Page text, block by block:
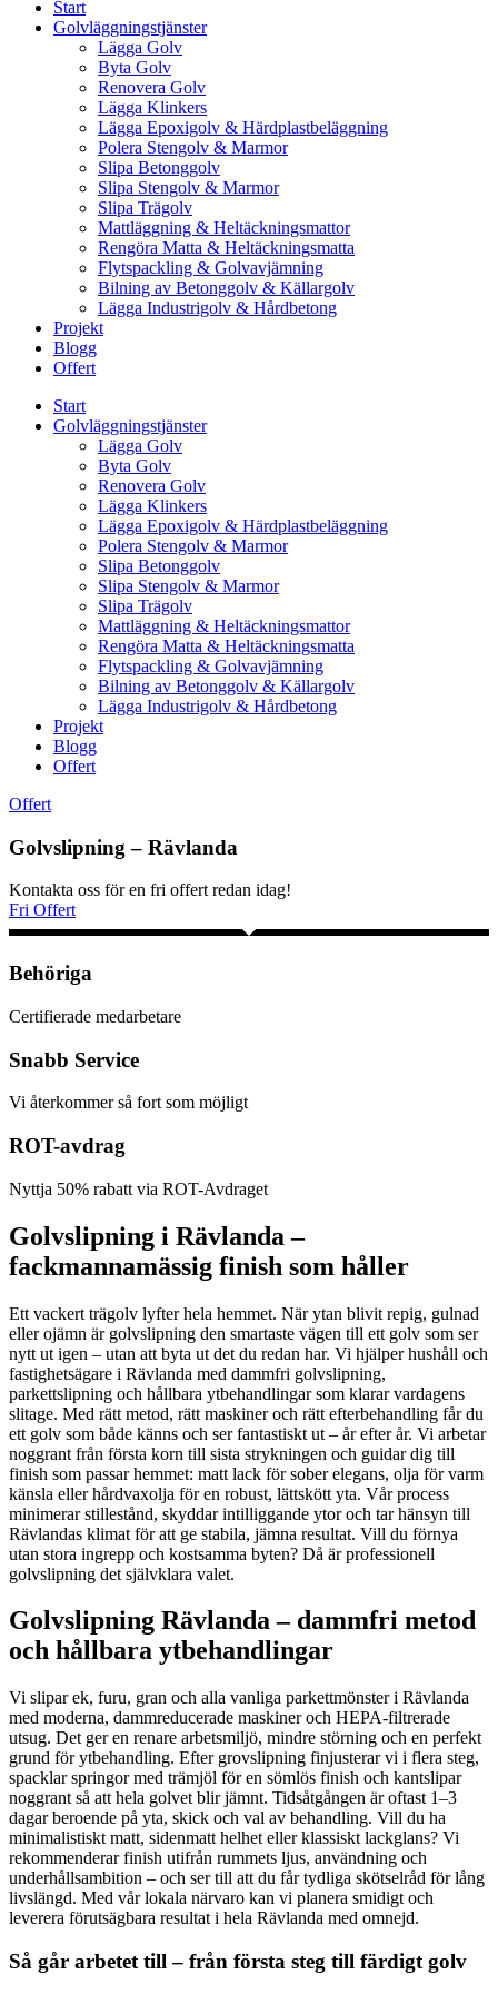
Start
Golvläggningstjänster
Lägga Golv
Byta Golv
Renovera Golv
Lägga Klinkers
Lägga Epoxigolv & Härdplastbeläggning
Polera Stengolv & Marmor
Slipa Betonggolv
Slipa Stengolv & Marmor
Slipa Trägolv
Mattläggning & Heltäckningsmattor
Rengöra Matta & Heltäckningsmatta
Flytspackling & Golvavjämning
Bilning av Betonggolv & Källargolv
Lägga Industrigolv & Hårdbetong
Projekt
Blogg
Offert
Start
Golvläggningstjänster
Lägga Golv
Byta Golv
Renovera Golv
Lägga Klinkers
Lägga Epoxigolv & Härdplastbeläggning
Polera Stengolv & Marmor
Slipa Betonggolv
Slipa Stengolv & Marmor
Slipa Trägolv
Mattläggning & Heltäckningsmattor
Rengöra Matta & Heltäckningsmatta
Flytspackling & Golvavjämning
Bilning av Betonggolv & Källargolv
Lägga Industrigolv & Hårdbetong
Projekt
Blogg
Offert
Offert
Golvslipning – Rävlanda
Kontakta oss för en fri offert redan idag!
Fri Offert
Behöriga
Certifierade medarbetare
Snabb Service
Vi återkommer så fort som möjligt
ROT-avdrag
Nyttja 50% rabatt via ROT-Avdraget
Golvslipning i Rävlanda –
fackmannamässig finish som håller
Ett vackert trägolv lyfter hela hemmet. När ytan blivit repig, gulnad
eller ojämn är golvslipning den smartaste vägen till ett golv som ser
nytt ut igen – utan att byta ut det du redan har. Vi hjälper hushåll och
fastighetsägare i Rävlanda med dammfri golvslipning,
parkettslipning och hållbara ytbehandlingar som klarar vardagens
slitage. Med rätt metod, rätt maskiner och rätt efterbehandling får du
ett golv som både känns och ser fantastiskt ut – år efter år. Vi arbetar
noggrant från första korn till sista strykningen och guidar dig till
finish som passar hemmet: matt lack för sober elegans, olja för varm
känsla eller hårdvaxolja för en robust, lättskött yta. Vår process
minimerar stillestånd, skyddar intilliggande ytor och tar hänsyn till
Rävlandas klimat för att ge stabila, jämna resultat. Vill du förnya
utan stora ingrepp och kostsamma byten? Då är professionell
golvslipning det självklara valet.
Golvslipning Rävlanda – dammfri metod
och hållbara ytbehandlingar
Vi slipar ek, furu, gran och alla vanliga parkettmönster i Rävlanda
med moderna, dammreducerade maskiner och HEPA-filtrerade
utsug. Det ger en renare arbetsmiljö, mindre störning och en perfekt
grund för ytbehandling. Efter grovslipning finjusterar vi i flera steg,
spacklar springor med trämjöl för en sömlös finish och kantslipar
noggrant så att hela golvet blir jämnt. Tidsåtgången är oftast 1–3
dagar beroende på yta, skick och val av behandling. Vill du ha
minimalistiskt matt, sidenmatt helhet eller klassiskt lackglans? Vi
rekommenderar finish utifrån rummets ljus, användning och
underhållsambition – och ser till att du får tydliga skötselråd för lång
livslängd. Med vår lokala närvaro kan vi planera smidigt och
leverera förutsägbara resultat i hela Rävlanda med omnejd.
Så går arbetet till – från första steg till färdigt golv